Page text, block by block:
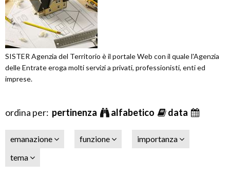
SISTER Agenzia del Territorio è il portale Web con il quale l'Agenzia
delle Entrate eroga molti servizi a privati, professionisti, enti ed
imprese.
ordina per: pertinenza alfabetico data
emanazione funzione
importanza
tema